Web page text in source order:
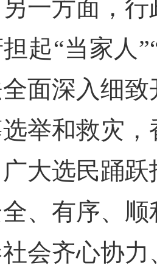
一方面，
起“当家人
面深入细
举和救灾
大选民踊
、有序、
会齐心协